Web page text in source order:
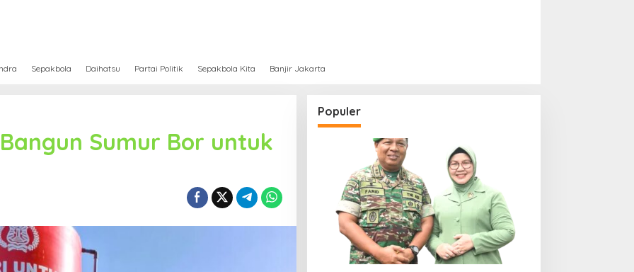
Sepakbola Daihatsu Partai Politik Sepakbola Kita Banjir Jakarta
Sumur Bor untuk
Populer